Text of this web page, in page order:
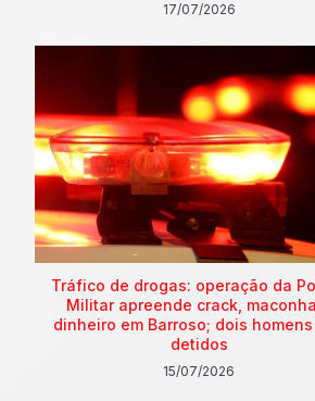
17/07/2026
Tráfico de drogas: operação da
Militar apreende crack,
dinheiro em Barroso; dois
detidos
15/07/2026